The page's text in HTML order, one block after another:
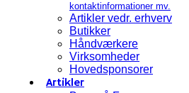
kontaktinformationer mv.
Artikler vedr. erhverv
Butikker
Håndværkere
Virksomheder
Hovedsponsorer
Artikler